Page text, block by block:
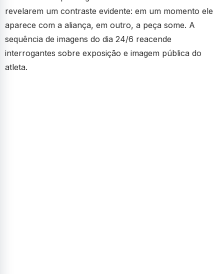
revelarem um contraste evidente: em um momento ele
aparece com a aliança, em outro, a peça some. A
sequência de imagens do dia 24/6 reacende
interrogantes sobre exposição e imagem pública do
atleta.